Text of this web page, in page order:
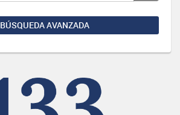
BÚSQUEDA AVANZADA